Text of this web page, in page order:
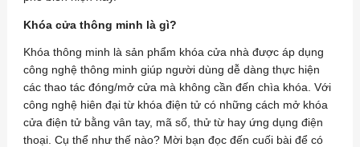
Khóa cửa thông minh là gì?
Khóa thông minh là sản phẩm khóa cửa nhà được áp dụng
công nghệ thông minh giúp người dùng dễ dàng thực hiện
các thao tác đóng/mở cửa mà không cần đến chìa khóa. Với
công nghệ hiên đại từ khóa điện tử có những cách mở khóa
cửa điện tử bằng vân tay, mã số, thử từ hay ứng dụng điện
thoại. Cụ thể như thế nào? Mời bạn đọc đến cuối bài để có